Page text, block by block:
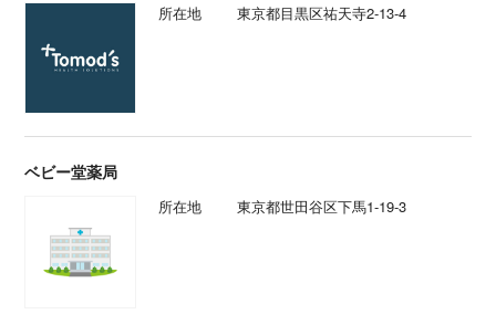
所在地 東京都目黒区祐天寺2-13-4
ベビー堂薬局
所在地 東京都世田谷区下馬1-19-3